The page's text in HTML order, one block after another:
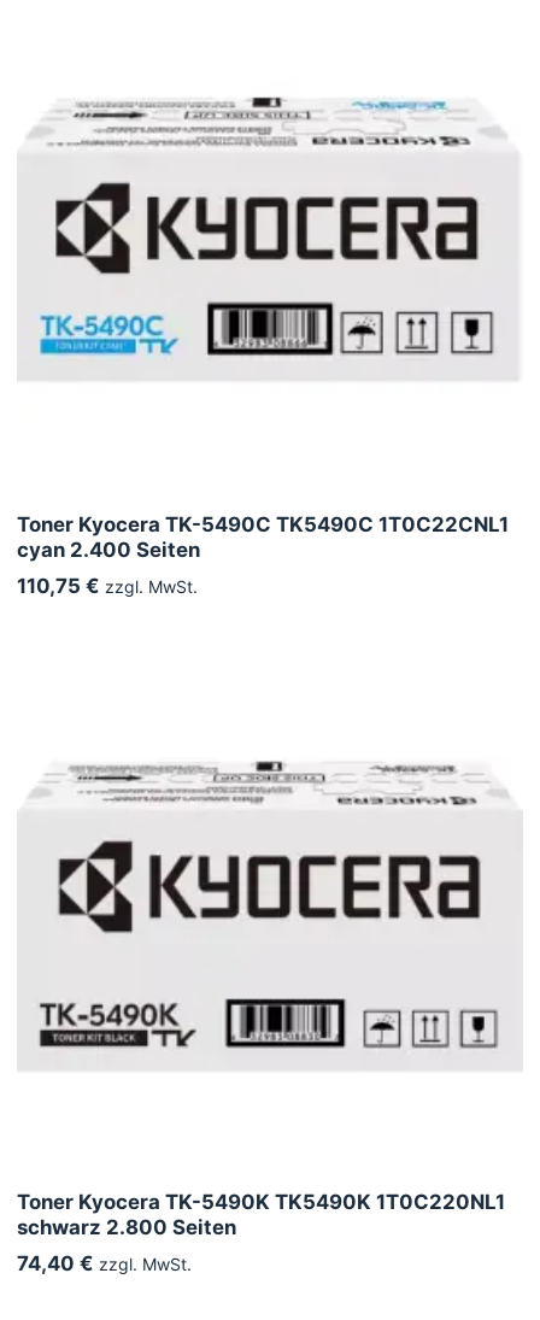
Toner Kyocera TK-5490C TK5490C 1T0C22CNL1
cyan 2.400 Seiten
110,75 € zzgl. MwSt.
Toner Kyocera TK-5490K TK5490K 1T0C220NL1
schwarz 2.800 Seiten
74,40 € zzgl. MwSt.